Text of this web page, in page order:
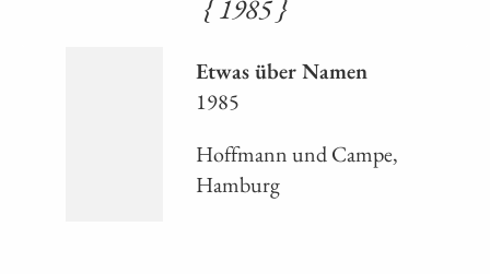
{ 1985 }
Etwas über Namen
1985
Hoffmann und Campe,
Hamburg